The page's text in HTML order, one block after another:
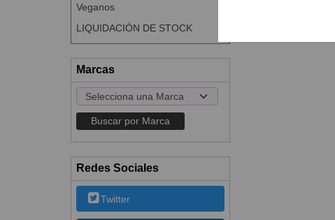
Veganos
LIQUIDACIÓN DE STOCK
Marcas
Redes Sociales
Twitter